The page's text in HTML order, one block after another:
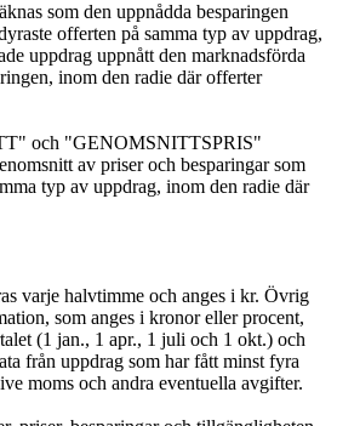
som den uppnådda besparingen
offerten på samma typ av uppdrag,
uppdrag uppnått den marknadsförda
inom den radie där offerter
och "GENOMSNITTSPRIS"
av priser och besparingar som
typ av uppdrag, inom den radie där
varje halvtimme och anges i kr. Övrig
som anges i kronor eller procent,
(1 jan., 1 apr., 1 juli och 1 okt.) och
från uppdrag som har fått minst fyra
moms och andra eventuella avgifter.